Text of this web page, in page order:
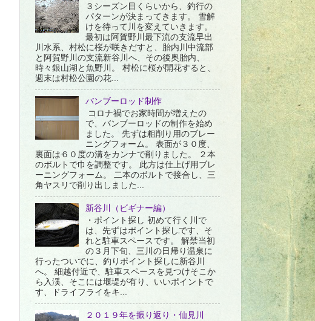
３シーズン目くらいから、釣行の
パターンが決まってきます。 雪解
けを待って川を変えていきます。
最初は阿賀野川最下流の支流早出
川水系、村松に桜が咲きだすと、胎内川中流部
と阿賀野川の支流新谷川へ、その後奥胎内、
時々銀山湖と魚野川。 村松に桜が開花すると、
週末は村松公園の花...
バンブーロッド制作
コロナ禍でお家時間が増えたの
で、バンブーロッドの制作を始め
ました。 先ずは粗削り用のブレー
ニングフォーム。 表面が３０度、
裏面は６０度の溝をカンナで削りました。 ２本
のボルトで巾を調整です。 此方は仕上げ用ブレ
ーニングフォーム。 二本のボルトで接合し、三
角ヤスリで削り出しました...
新谷川（ビギナー編）
・ポイント探し 初めて行く川で
は、先ずはポイント探しです、そ
れと駐車スペースです。 解禁当初
の３月下旬、三川の日帰り温泉に
行ったついでに、釣りポイント探しに新谷川
へ。 細越付近で、駐車スペースを見つけそこか
ら入渓、そこには堰堤が有り、いいポイントで
す、ドライフライをキ...
２０１９年を振り返り・仙見川